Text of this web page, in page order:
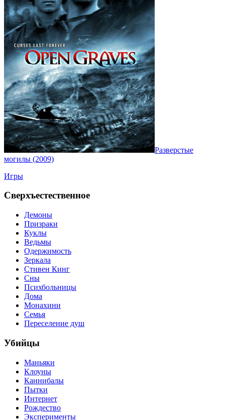
Разверстые
могилы (2009)
Игры
Сверхъестественное
Демоны
Призраки
Куклы
Ведьмы
Одержимость
Зеркала
Стивен Кинг
Сны
Психбольницы
Дома
Монахини
Семья
Переселение душ
Убийцы
Маньяки
Клоуны
Каннибалы
Пытки
Интернет
Рождество
Эксперименты